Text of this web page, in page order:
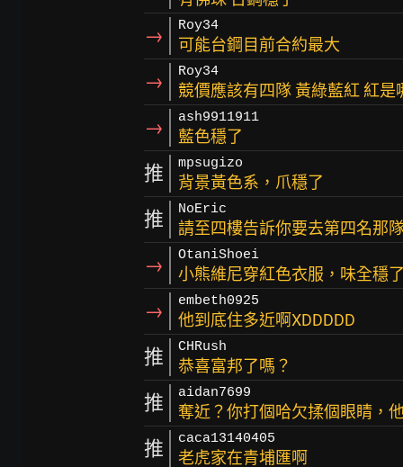
→ Roy34
可能台鋼目前合約最大
→ Roy34
競價應該有四隊 黃綠藍紅 紅是
→ ash9911911
藍色穩了
推 mpsugizo
背景黃色系，爪穩了
推 NoEric
請至四樓告訴你要去第四名那
→ OtaniShoei
小熊維尼穿紅色衣服，味全穩了
→ embeth0925
他到底住多近啊XDDDDD
推 CHRush
恭喜富邦了嗎？
推 aidan7699
奪近？你打個哈欠揉個眼睛，
推 caca13140405
老虎家在青埔匯啊